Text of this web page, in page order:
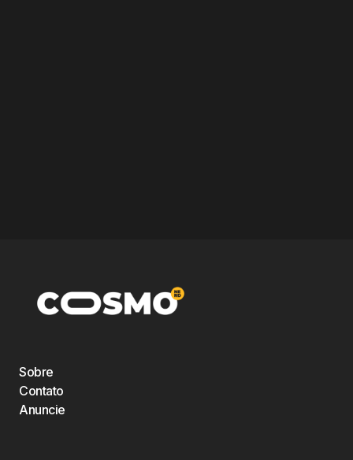
Sobre
Contato
Anuncie